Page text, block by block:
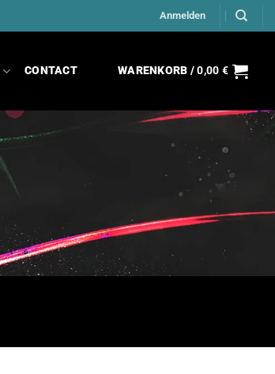
Anmelden
CONTACT WARENKORB /0,00 €